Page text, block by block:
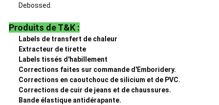
Debossed.
Produits de T&K :
Labels de transfert de chaleur
Extracteur de tirette
Labels tissés d'habillement
Corrections faites sur commande d'Emboridery.
Corrections en caoutchouc de silicium et de PVC.
Corrections de cuir de jeans et de chaussures.
Bande élastique antidérapante.